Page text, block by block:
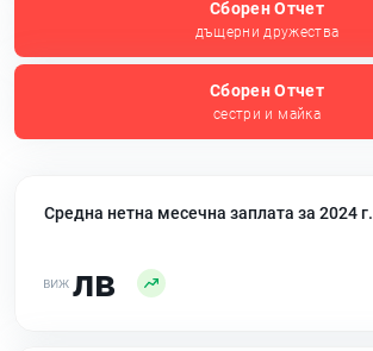
Сборен Отчет
дъщерни дружества
Сборен Отчет
сестри и майка
Средна нетна месечна заплата за 2024 г.
лв